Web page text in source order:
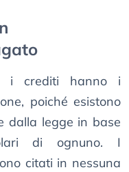
i crediti hanno i
poiché esistono
dalla legge in base
di ognuno. I
citati in nessuna